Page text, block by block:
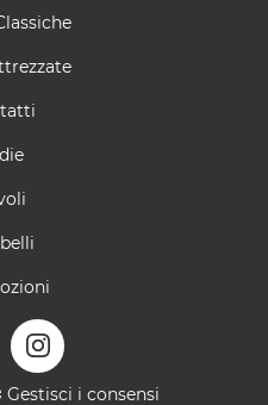
Gestisci i consensi